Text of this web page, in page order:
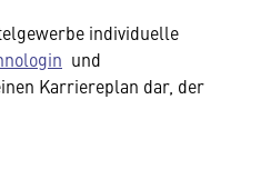
individuelle
und
Karriereplan dar, der